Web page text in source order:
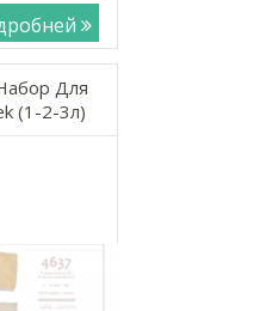
Для
(1-2-3л)